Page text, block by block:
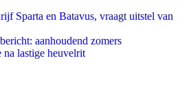
Sparta en Batavus, vraagt uitstel van
aanhoudend zomers
na lastige heuvelrit